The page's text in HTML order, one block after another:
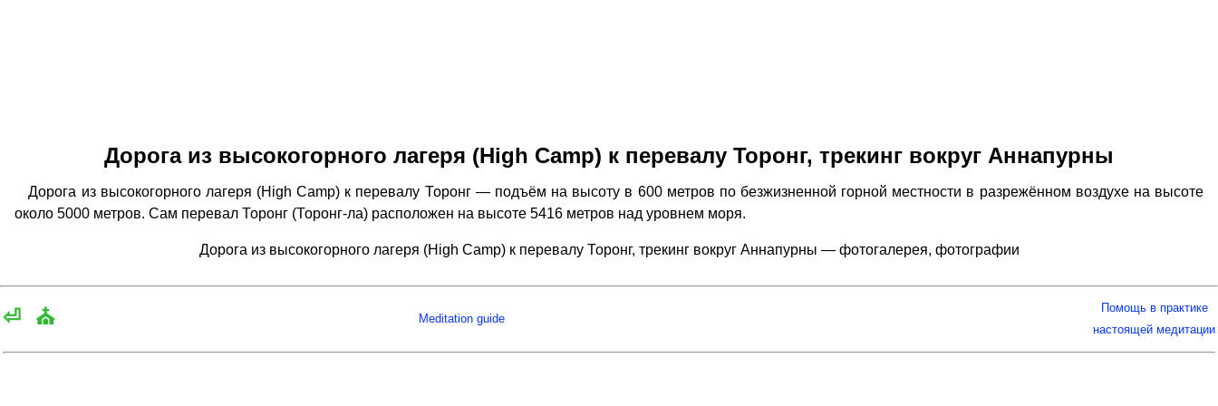
Дорога из высокогорного лагеря (High Camp) к перевалу Торонг, трекинг вокруг Аннапурны
Дорога из высокогорного лагеря (High Camp) к перевалу Торонг — подъём на высоту в 600 метров по безжизненной горной местности в разрежённом воздухе на высоте
около 5000 метров. Сам перевал Торонг (Торонг-ла) расположен на высоте 5416 метров над уровнем моря.
Дорога из высокогорного лагеря (High Camp) к перевалу Торонг, трекинг вокруг Аннапурны — фотогалерея, фотографии
⏎ ⛪ Meditation guide
Помощь в практике
настоящей медитации